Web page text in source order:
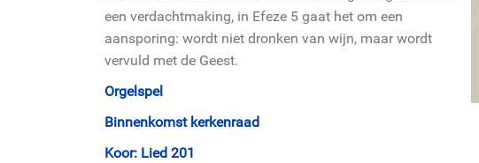
een verdachtmaking, in Efeze 5 gaat het om een
aansporing: wordt niet dronken van wijn, maar wordt
vervuld met de Geest.
Orgelspel
Binnenkomst kerkenraad
Koor: Lied 201